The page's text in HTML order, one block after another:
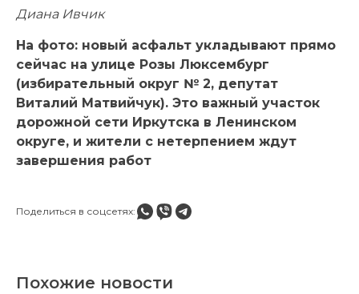
Диана Ивчик
На фото: новый асфальт укладывают прямо
сейчас на улице Розы Люксембург
(избирательный округ № 2, депутат
Виталий Матвийчук). Это важный участок
дорожной сети Иркутска в Ленинском
округе, и жители с нетерпением ждут
завершения работ
Поделиться в соцсетях:
Похожие новости